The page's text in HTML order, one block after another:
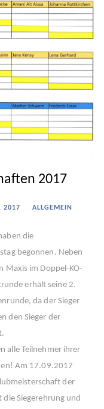
2017
2017 ALLGEMEIN
die
begonnen. Neben
Maxis im Doppel-KO-
erhält seine 2.
da der Sieger
den Sieger der
alle Teilnehmer ihrer
Am 17.09.2017
der
Siegerehrung und